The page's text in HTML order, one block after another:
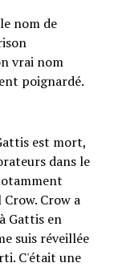
nom de
vrai nom
poignardé.
est mort,
dans le
Crow a
Gattis en
suis réveillée
C'était une